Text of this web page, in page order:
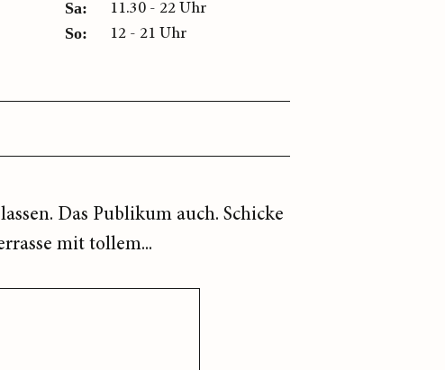
Sa: 11.30 - 22 Uhr
So: 12 - 21 Uhr
Das Publikum auch. Schicke
mit tollem...